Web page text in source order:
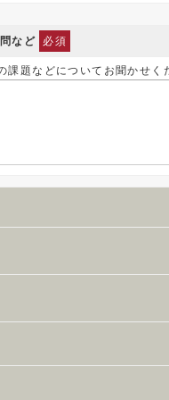
など 必須
課題などについてお聞かせく